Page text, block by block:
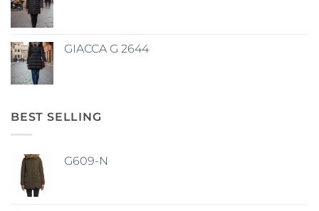
GIACCA G 2644
BEST SELLING
G609-N